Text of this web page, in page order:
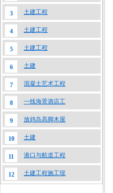
3 土建工程
4 土建工程
5 土建工程
6 土建
7 混凝土艺术工程
8 一线海景酒店工
9 放鸡岛高脚木屋
10 土建
11 港口与航道工程
12 土建工程施工现